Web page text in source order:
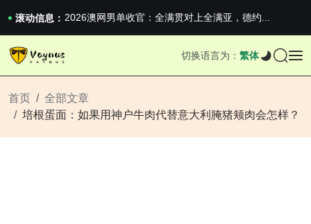
滚动信息：
2026澳网男单收官：全满贯对上全满亚，德约...
2026澳网男单收官：全满贯对上全满亚，德约...
《巅峰守卫 Highguard》正式上线，官...
iPhone 16e 发布，苹果你不要太离谱
切换语言为： 繁体
首页
全部文章
培根蛋面：如果用神户牛肉代替意大利腌猪颊肉会怎样？